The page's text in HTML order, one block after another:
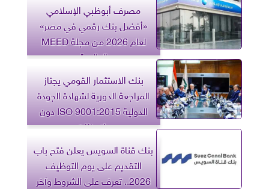
مصرف أبوظبي الإسلامي
«أفضل بنك رقمي في مصر»
لعام 2026 من مجلة MEED
العالمية
بنك الاستثمار القومي يجتاز
المراجعة الدورية لشهادة الجودة
الدولية ISO 9001:2015 دون
ملاحظات
بنك قناة السويس يعلن فتح باب
التقديم على يوم التوظيف
2026.. تعرف على الشروط وآخر